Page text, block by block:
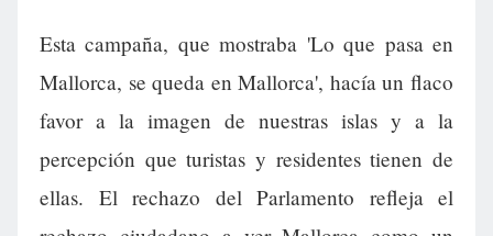
Esta campaña, que mostraba 'Lo que pasa en
Mallorca, se queda en Mallorca', hacía un flaco
favor a la imagen de nuestras islas y a la
percepción que turistas y residentes tienen de
ellas. El rechazo del Parlamento refleja el